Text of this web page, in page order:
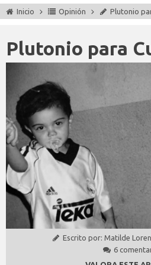
Inicio Opinión Plutonio
Plutonio para
Escrito por: Matilde
6